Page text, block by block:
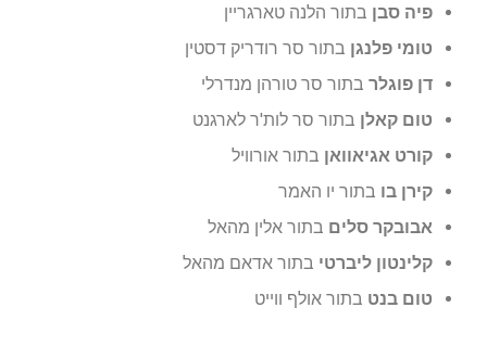
פיה סבן בתור הלנה טארגריין
טומי פלנגן בתור סר רודריק דסטין
דן פוגלר בתור סר טורהן מנדרלי
טום קאלן בתור סר לות'ר לארגנט
קורט אגיאוואן בתור אורוויל
קירן בו בתור יו האמר
אבובקר סלים בתור אלין מהאל
קלינטון ליברטי בתור אדאם מהאל
טום בנט בתור אולף ווייט